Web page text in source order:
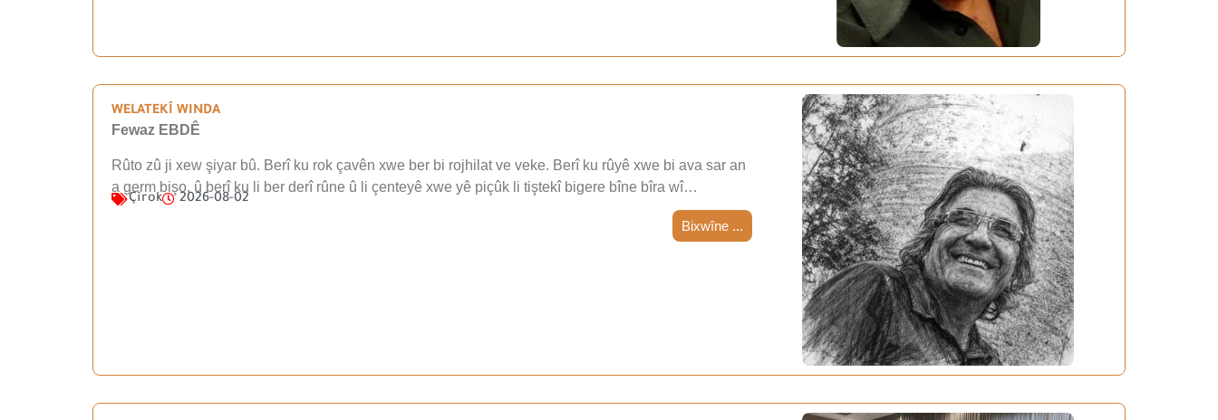
WELATEKÎ WINDA
Fewaz EBDÊ
Rûto zû ji xew şiyar bû. Berî ku rok çavên xwe ber bi rojhilat ve veke. Berî ku rûyê xwe bi ava sar an
a germ bişo, û berî ku li ber derî rûne û li çenteyê xwe yê piçûk li tiştekî bigere bîne bîra wî…
Çîrok 2026-08-02
Bixwîne ...